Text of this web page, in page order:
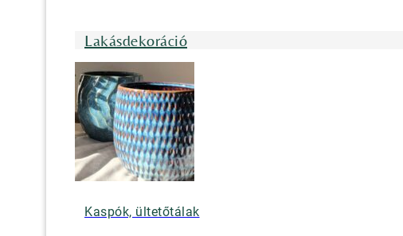
Lakásdekoráció
Kaspók, ültetőtálak